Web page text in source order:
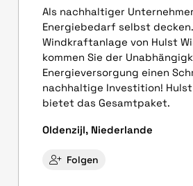
Als nachhaltiger
Energiebedarf selbst
Windkraftanlage von Hulst
kommen Sie der
Energieversorgung einen
nachhaltige Investition! Hulst
bietet das Gesamtpaket.
Oldenzijl, Niederlande
Folgen